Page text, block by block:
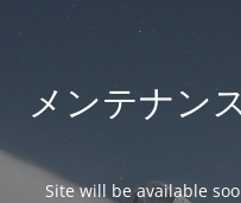
メンテナン
Site will be available